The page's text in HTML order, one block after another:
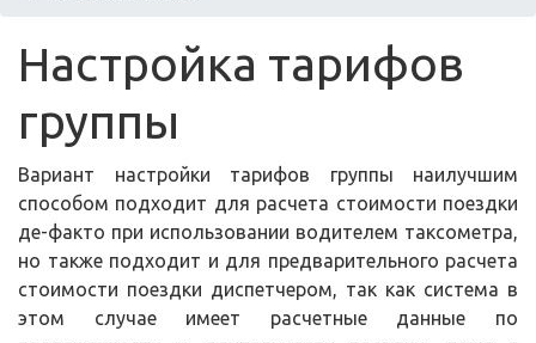
Настройка тарифов
группы
Вариант настройки тарифов группы наилучшим
способом подходит для расчета стоимости поездки
де-факто при использовании водителем таксометра,
но также подходит и для предварительного расчета
стоимости поездки диспетчером, так как система в
этом случае имеет расчетные данные по